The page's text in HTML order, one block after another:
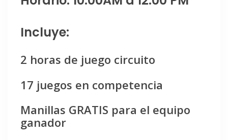
Incluye:
2 horas de juego circuito
17 juegos en competencia
Manillas GRATIS para el equipo
ganador